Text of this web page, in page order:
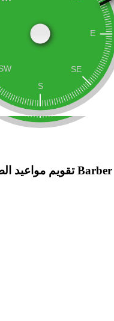
تقويم مواعيد الصلاة الشهري لمدينة Barber